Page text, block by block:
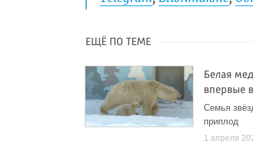
ЕЩЁ ПО ТЕМЕ
Белая
впервые
Семья
приплод
1 апреля